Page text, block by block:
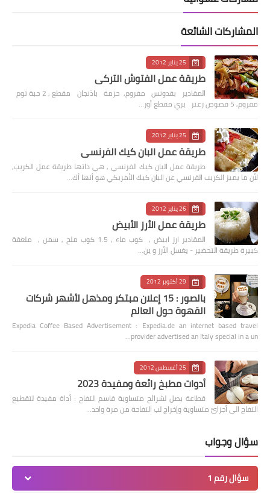
المشاركات الشائعة
25 يناير 2012
طريقة عمل الفتوش التركي
المقادير بقدونس مفروم, حزمة باذنجان مقطع , 2 حبة ثوم
مفروم, 5 فصوص زعتر بري مقطع أور…
25 يناير 2012
طريقة عمل البان كيك الفرنسي
طريقة عمل البان كيك الفرنسي , هي ذاتها طريقة عمل الكريب,
لأن ما يميز الكريب الفرنسي عن البان كيك الأمريكي هو أنها أك…
26 يناير 2012
طريقة عمل الأرز الأبيض
المقادير ارز ابيض , كوب ماء , 1.5 كوب ملح , سمن , ملعقة
كبيرة طريقة التحضير - يغسل الأرز و ين…
29 أكتوبر 2012
بالصور : 15 إعلان مبتكر ومذهل لأشهر شركات
القهوة حول العالم
Expedia Coffee Based Advertisement : Expedia.de an internet based travel
provider advertised an Italy special in a un…
25 أغسطس 2012
أدوات مطبخ رائعة ومفيدة 2023
قطاعة بصل لشرائح متساوية قاسم التفاح : أداة مفيدة لتقطيع
التفاح الى أجزائ متساوية وإخراج لب التفاحة من مرة واحد…
سؤال وجواب
سؤال رقم 1